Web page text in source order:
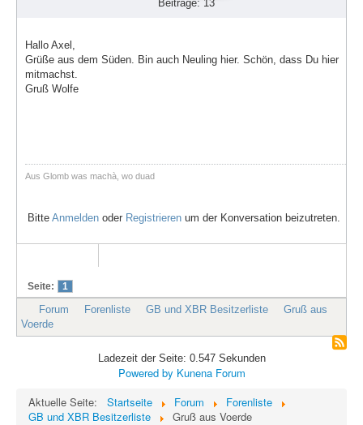
Beiträge: 13
Hallo Axel,
Grüße aus dem Süden. Bin auch Neuling hier. Schön, dass Du hier
mitmachst.
Gruß Wolfe
Aus Glomb was machà, wo duad
Bitte Anmelden oder Registrieren um der Konversation beizutreten.
Seite: 1
Forum Forenliste GB und XBR Besitzerliste
Gruß aus
Voerde
Ladezeit der Seite: 0.547 Sekunden
Powered by Kunena Forum
Aktuelle Seite:
Startseite Forum
Forenliste
GB und XBR Besitzerliste
Gruß aus Voerde